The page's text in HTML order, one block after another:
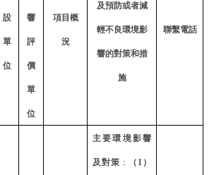
設
單
位
響
評
價
單
位
項目概
況
及預防或者減
輕不良環境影
響的對策和措
施
聯繫電話
主要環境影響
及對策 ： （ 1）